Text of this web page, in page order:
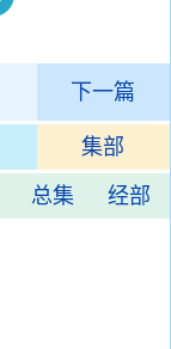
下一篇
集部
总集 经部